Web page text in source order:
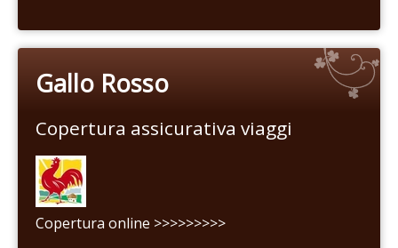
Gallo Rosso
Copertura assicurativa viaggi
Copertura online >>>>>>>>>